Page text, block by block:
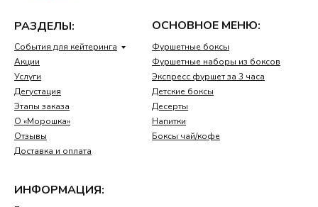
Доставка и оплата
Отзывы
О «Морошка»
Этапы заказа
Дегустация
Услуги
Акции
События для кейтеринга
ИНФОРМАЦИЯ:
Боксы чай/кофе
Напитки
Детские боксы
Десерты
Экспресс фуршет за 3 часа
Фуршетные наборы из боксов
Фуршетные боксы
РАЗДЕЛЫ: ОСНОВНОЕ МЕНЮ: